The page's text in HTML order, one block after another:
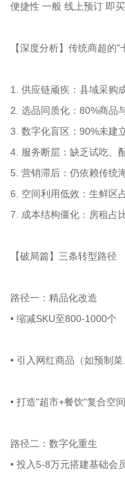
便捷性 一般 线上预订 即
【深度分析】传统商超的"
1. 供应链顽疾：县域采购
2. 选品同质化：80%商品
3. 数字化盲区：90%未建
4. 服务断层：缺乏试吃、
5. 营销滞后：仍依赖传统
6. 空间利用低效：生鲜区
7. 成本结构僵化：房租占
【破局篇】三条转型路径
路径一：精品化改造
• 缩减SKU至800-1000个
• 引入网红商品（如预制
• 打造"超市+餐饮"复合空间
路径二：数字化重生
• 投入5-8万元搭建基础会